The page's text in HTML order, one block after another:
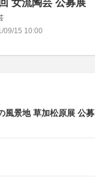
女流陶芸 公募展
09/15 10:00
風景地 草加松原展 公募